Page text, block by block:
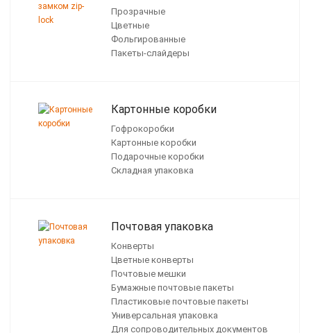
Прозрачные
Цветные
Фольгированные
Пакеты-слайдеры
Картонные коробки
Гофрокоробки
Картонные коробки
Подарочные коробки
Складная упаковка
Почтовая упаковка
Конверты
Цветные конверты
Почтовые мешки
Бумажные почтовые пакеты
Пластиковые почтовые пакеты
Универсальная упаковка
Для сопроводительных документов